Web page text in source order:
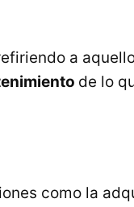
a
de lo
como la